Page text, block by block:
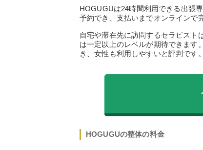
HOGUGUは24時間利用できる出張
予約でき、支払いまでオンラインで
自宅や滞在先に訪問するセラピスト
は一定以上のレベルが期待できます
き、女性も利用しやすいと評判です。
HOGUGUの整体の料金